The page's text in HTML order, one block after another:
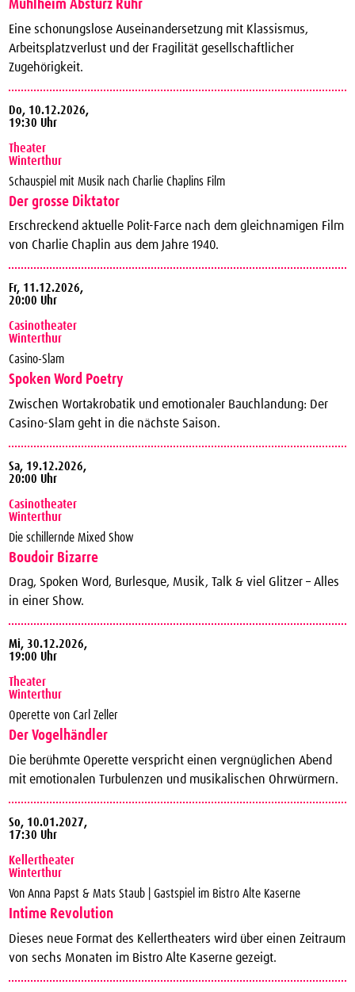
Mühlheim Absturz Ruhr
Eine schonungslose Auseinandersetzung mit Klassismus,
Arbeitsplatzverlust und der Fragilität gesellschaftlicher
Zugehörigkeit.
Do, 10.12.2026,
19:30 Uhr
Theater
Winterthur
Schauspiel mit Musik nach Charlie Chaplins Film
Der grosse Diktator
Erschreckend aktuelle Polit-Farce nach dem gleichnamigen Film
von Charlie Chaplin aus dem Jahre 1940.
Fr, 11.12.2026,
20:00 Uhr
Casinotheater
Winterthur
Casino-Slam
Spoken Word Poetry
Zwischen Wortakrobatik und emotionaler Bauchlandung: Der
Casino-Slam geht in die nächste Saison.
Sa, 19.12.2026,
20:00 Uhr
Casinotheater
Winterthur
Die schillernde Mixed Show
Boudoir Bizarre
Drag, Spoken Word, Burlesque, Musik, Talk & viel Glitzer – Alles
in einer Show.
Mi,30.12.2026,
19:00 Uhr
Theater
Winterthur
Operette von Carl Zeller
Der Vogelhändler
Die berühmte Operette verspricht einen vergnüglichen Abend
mit emotionalen Turbulenzen und musikalischen Ohrwürmern.
So, 10.01.2027,
17:30 Uhr
Kellertheater
Winterthur
Von Anna Papst & Mats Staub | Gastspiel im Bistro Alte Kaserne
Intime Revolution
Dieses neue Format des Kellertheaters wird über einen Zeitraum
von sechs Monaten im Bistro Alte Kaserne gezeigt.